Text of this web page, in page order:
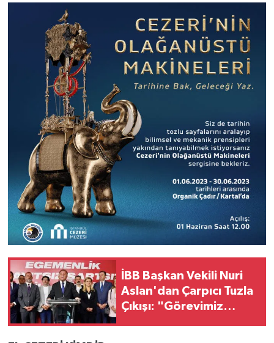
İBB Başkan Vekili Nuri
Aslan'dan Çarpıcı Tuzla
Çıkışı: "Görevimiz